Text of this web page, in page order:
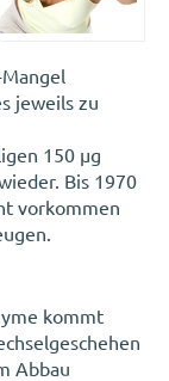
jeweils zu
150 µg
Bis 1970
vorkommen
kommt
Abbau